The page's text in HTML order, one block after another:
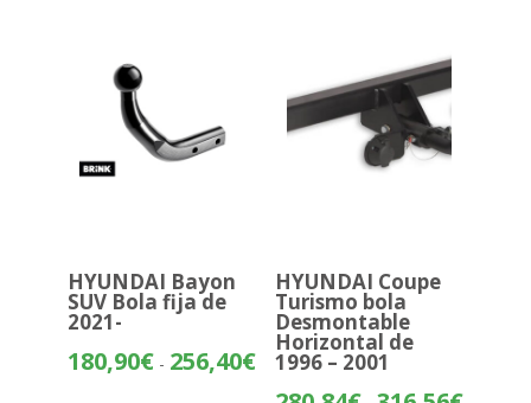
HYUNDAI Bayon
SUV Bola fija de
2021-
180,90€ - 256,40€Rango
HYUNDAI Coupe
Turismo bola
Desmontable
Horizontal de
1996 – 2001
Rango